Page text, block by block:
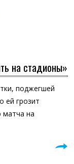
на стадионы»
поджегшей
ей грозит
матча на